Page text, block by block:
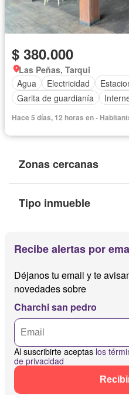
$ 380.000
Las Peñas, Tarqui
Agua
Electricidad
Garita de guardianía
Hace 5 días, 12 horas en -
Zonas cercanas
Tipo inmueble
Recibe alertas por
Déjanos tu email y te
novedades sobre
Charchi san pedro
Al suscribirte aceptas los
de privacidad